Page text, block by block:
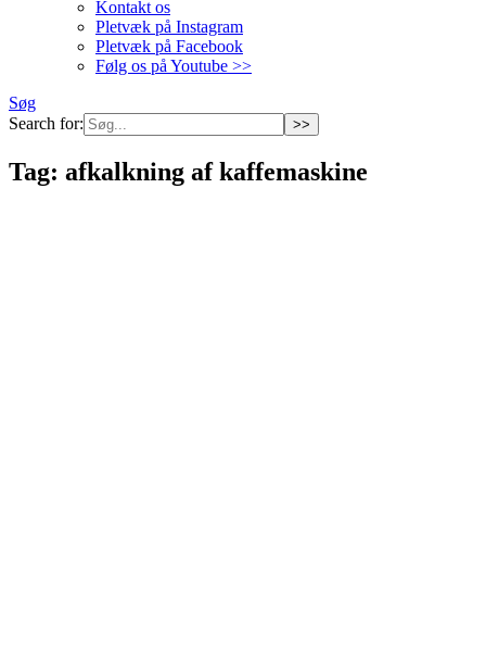
Kontakt os
Pletvæk på Instagram
Pletvæk på Facebook
Følg os på Youtube >>
Søg
Search for:
Tag: afkalkning af kaffemaskine